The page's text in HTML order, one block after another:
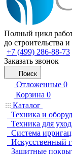
Полный цикл
до строительства
+7 (499) 286-88-73
Заказать звонок
Поиск
Отложенные 0
Корзина 0
Каталог
Техника и
Техника для
Система
Искусственный
Защитные